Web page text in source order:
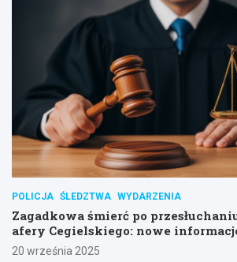
POLICJA ŚLEDZTWA WYDARZENIA
Zagadkowa śmierć po
afery Cegielskiego: nowe
20 września 2025